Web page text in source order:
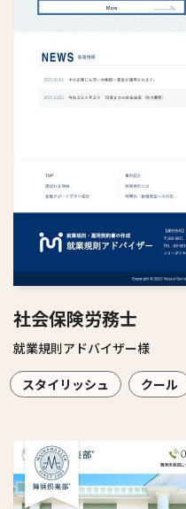
社会保険労務士
就業規則アドバイザー様
スタイリッシュ クール